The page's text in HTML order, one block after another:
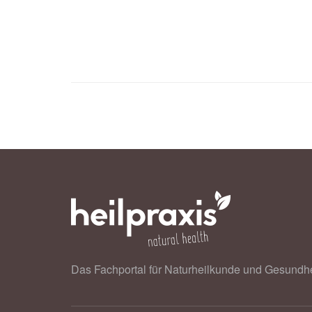
Das Fachportal für Naturheilkunde und